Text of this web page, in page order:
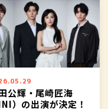
公輝・尾崎匠海
INI）の出演が決定！